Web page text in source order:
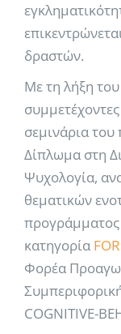
δραστών.
Με τη λήξη
σεμινάρια
Δίπλωμα στη
Ψυχολογία,
θεματικών
προγράμματος
κατηγορία
Φορέα
COGNITIVE-